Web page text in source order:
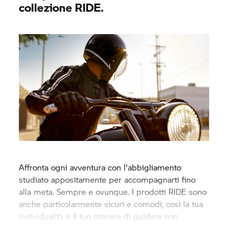
collezione RIDE.
Affronta ogni avventura con l'abbigliamento
studiato appositamente per accompagnarti fino
alla meta. Sempre e ovunque. I prodotti RIDE sono
anche particolarmente sicuri e comodi, così la tua
individualità e il tuo piacere di guidare non